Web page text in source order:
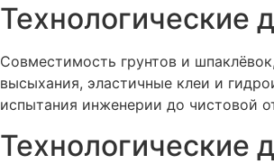
Технологические
Совместимость грунтов и
высыхания, эластичные клеи и
испытания инженерии до чистовой
Технологические